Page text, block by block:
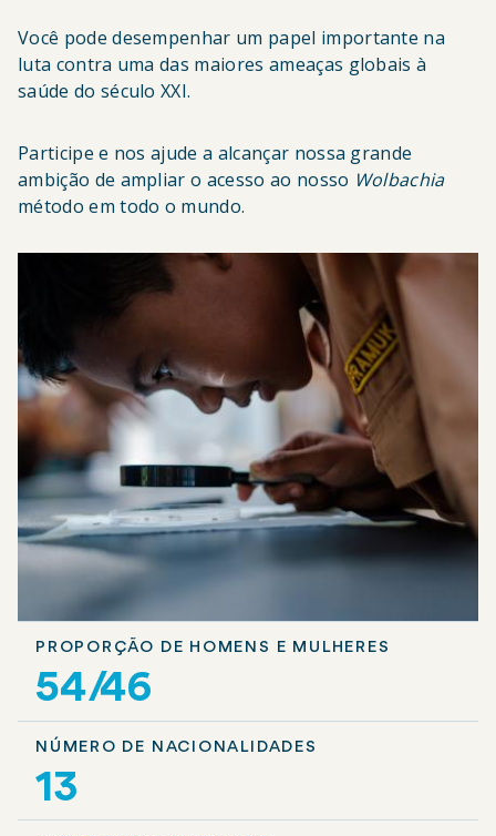
Você pode desempenhar um papel importante na
luta contra uma das maiores ameaças globais à
saúde do século XXI.
Participe e nos ajude a alcançar nossa grande
ambição de ampliar o acesso ao nosso Wolbachia
método em todo o mundo.
PROPORÇÃO DE HOMENS E MULHERES
54/46
NÚMERO DE NACIONALIDADES
13